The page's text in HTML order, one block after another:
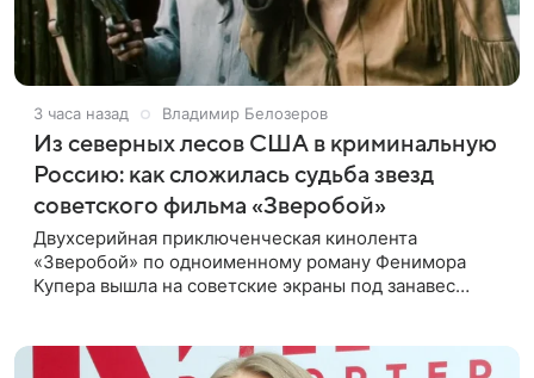
3 часа назад Владимир Белозеров
Из северных лесов США в криминальную
Россию: как сложилась судьба звезд
советского фильма «Зверобой»
Двухсерийная приключенческая кинолента
«Зверобой» по одноименному роману Фенимора
Купера вышла на советские экраны под занавес